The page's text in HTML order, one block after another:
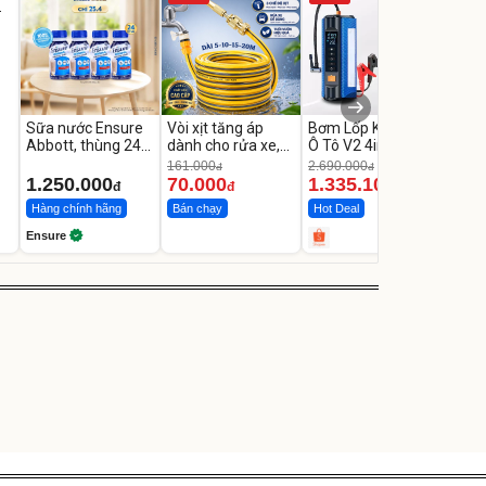
Sữa nước Ensure
Abbott, thùng 24
1.250.000đ
Hàng chính hãng
Ensure
Vòi xịt tăng áp
dành cho rửa xe,
tưới cây
161.000đ
70.000đ
Bán chạy
Bơm Lốp Kích Bình
Ô Tô V2 4in1
MEDICAR –
12.000mAh
2.690.000đ
1.335.100
Hot Deal